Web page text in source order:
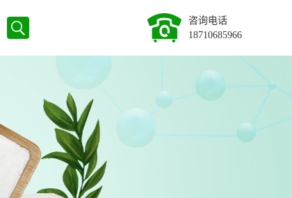
咨询电话
18710685966